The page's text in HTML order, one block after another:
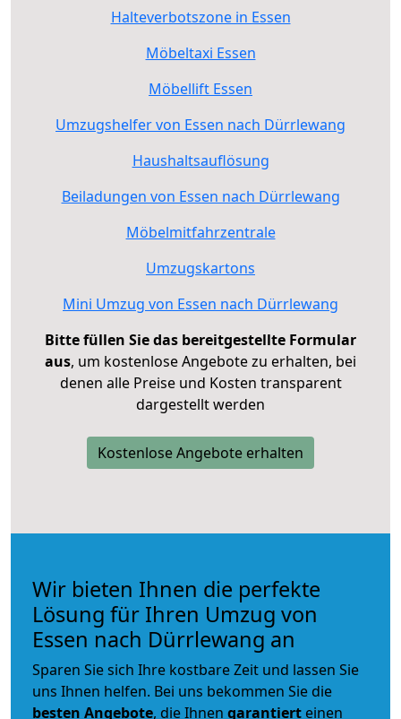
Halteverbotszone in Essen
Möbeltaxi Essen
Möbellift Essen
Umzugshelfer von Essen nach Dürrlewang
Haushaltsauflösung
Beiladungen von Essen nach Dürrlewang
Möbelmitfahrzentrale
Umzugskartons
Mini Umzug von Essen nach Dürrlewang
Bitte füllen Sie das bereitgestellte Formular
aus, um kostenlose Angebote zu erhalten, bei
denen alle Preise und Kosten transparent
dargestellt werden
Kostenlose Angebote erhalten
Wir bieten Ihnen die perfekte
Lösung für Ihren Umzug von
Essen nach Dürrlewang an
Sparen Sie sich Ihre kostbare Zeit und lassen Sie
uns Ihnen helfen. Bei uns bekommen Sie die
besten Angebote, die Ihnen garantiert einen